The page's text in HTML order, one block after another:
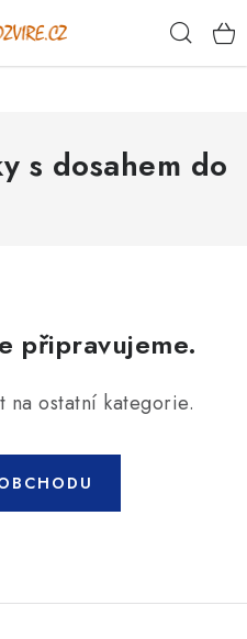
s dosahem do
připravujeme.
na ostatní kategorie.